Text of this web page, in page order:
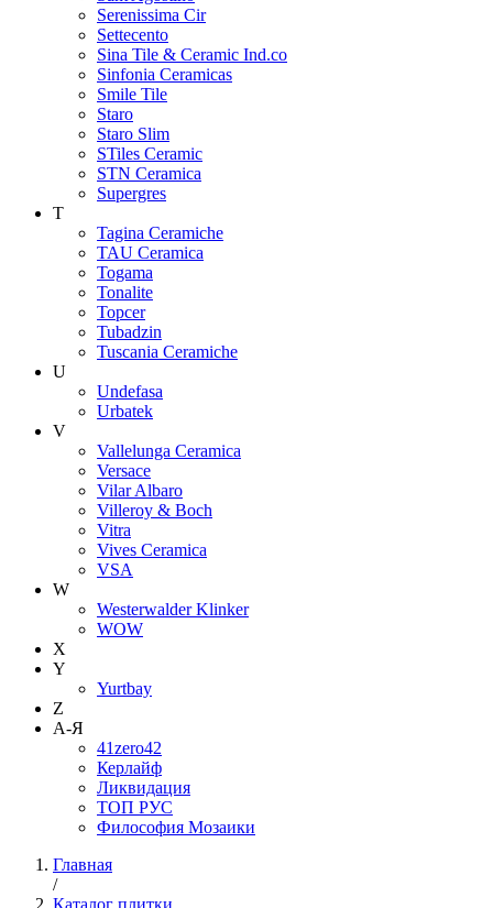
Serenissima Cir
Settecento
Sina Tile & Ceramic Ind.co
Sinfonia Ceramicas
Smile Tile
Staro
Staro Slim
STiles Ceramic
STN Ceramica
Supergres
T
Tagina Ceramiche
TAU Ceramica
Togama
Tonalite
Topcer
Tubadzin
Tuscania Ceramiche
U
Undefasa
Urbatek
V
Vallelunga Ceramica
Versace
Vilar Albaro
Villeroy & Boch
Vitra
Vives Ceramica
VSA
W
Westerwalder Klinker
WOW
X
Y
Yurtbay
Z
А-Я
41zero42
Керлайф
Ликвидация
ТОП РУС
Философия Мозаики
Главная
/
Каталог плитки